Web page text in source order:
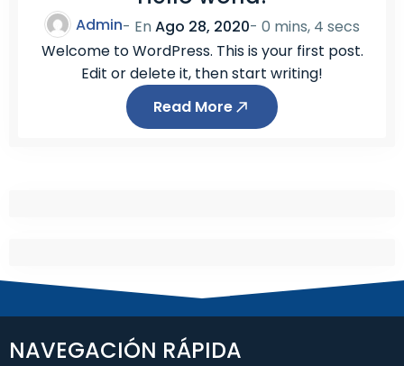
Admin- EnAgo 28, 2020- 0 mins, 4 secs
Welcome to WordPress. This is your first post.
Edit or delete it, then start writing!
Read More
NAVEGACIÓN RÁPIDA